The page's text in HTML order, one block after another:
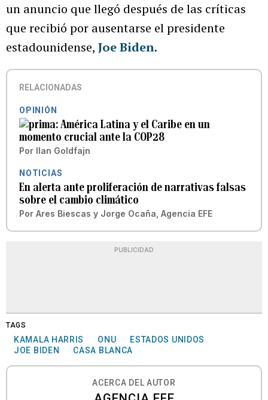
un anuncio que llegó después de las críticas
que recibió por ausentarse el presidente
estadounidense, Joe Biden.
RELACIONADAS
OPINIÓN
América Latina y el Caribe en un
momento crucial ante la COP28
Por Ilan Goldfajn
NOTICIAS
En alerta ante proliferación de narrativas falsas
sobre el cambio climático
Por Ares Biescas y Jorge Ocaña, Agencia EFE
PUBLICIDAD
TAGS
KAMALA HARRIS ONU
ESTADOS UNIDOS
JOE BIDEN
CASA BLANCA
ACERCA DEL AUTOR